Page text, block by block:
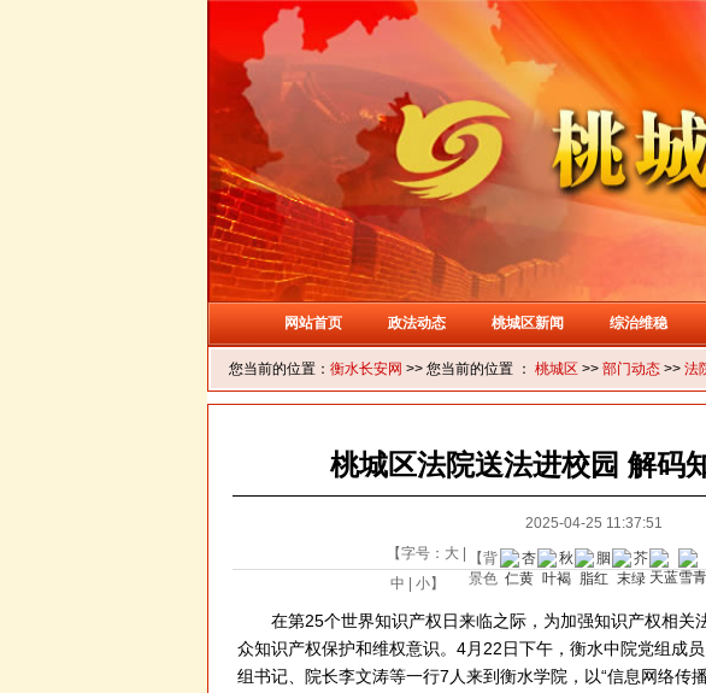
网站首页 政法动态 桃城区新闻 综治维稳
您当前的位置： 衡水长安网 >> 您当前的位置 ： 桃城区 >> 部门动态 >> 法
桃城区法院送法进校园 解码
2025-04-25 11:37:51
【字号： 大
中
小】
【背
景色
在第25个世界知识产权日来临之际，为加强知识产权相关
众知识产权保护和维权意识。4月22日下午，衡水中院党组成
组书记、院长李文涛等一行7人来到衡水学院，以“信息网络传